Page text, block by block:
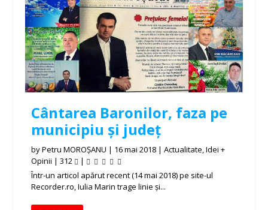
Cântarea Baronilor, faza pe
municipiu și județ
byPetru MOROȘANU | 16 mai 2018 |Actualitate,Idei +
Opinii |312
|
Într-un articol apărut recent (14 mai 2018) pe site-ul
Recorder.ro, Iulia Marin trage linie și...